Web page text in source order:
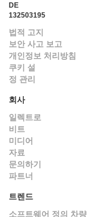
DE
132503195
법적 고지
보안 사고 보고
개인정보 처리방침
쿠키 설
정 관리
회사
일렉트로
비트
미디어
자료
문의하기
파트너
트렌드
소프트웨어 정의 차량